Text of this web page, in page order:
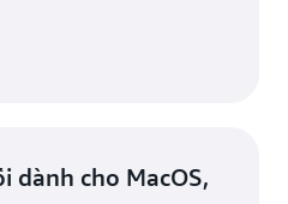
dành cho MacOS,